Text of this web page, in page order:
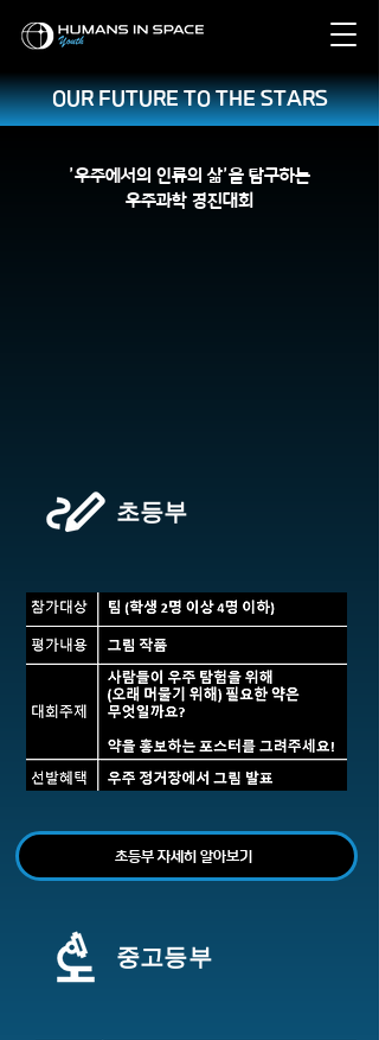
OUR FUTURE TO THE STARS
'우주에서의 인류의 삶'을 탐구하는
우주과학 경진대회
​초등부
초등부 자세히 알아보기
중고등부